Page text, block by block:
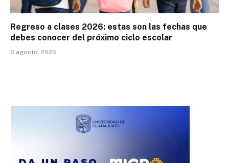
Regreso a clases 2026: estas son las fechas que
debes conocer del próximo ciclo escolar
6 agosto, 2026